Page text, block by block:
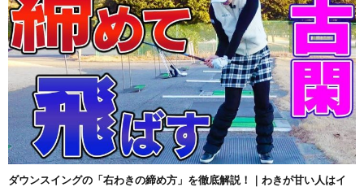
ダウンスイングの「右わきの締め方」を徹底解説！｜わきが甘い人はイ